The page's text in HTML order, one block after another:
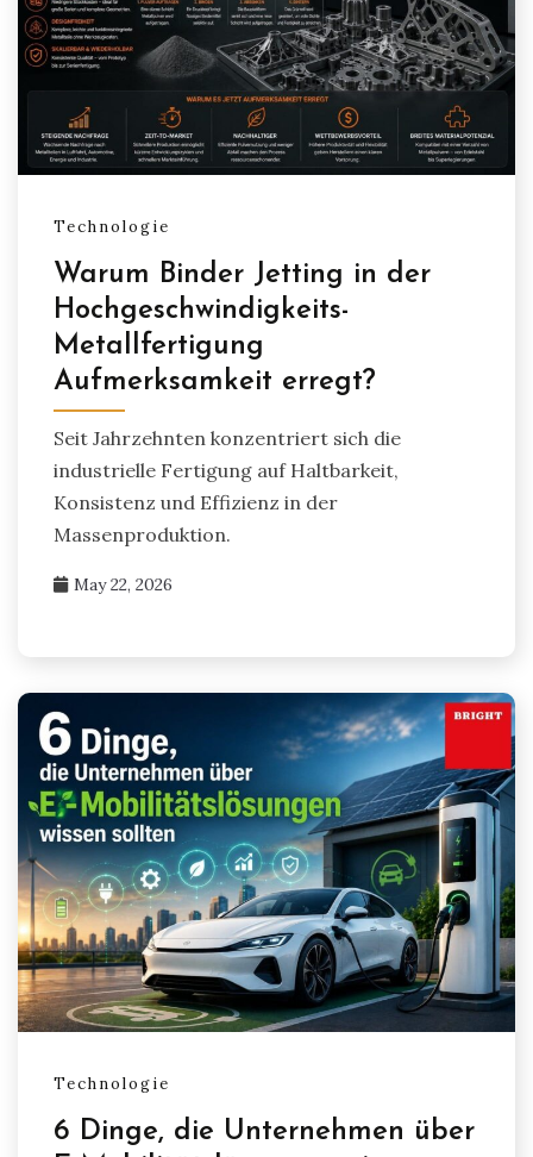
Technologie
Warum Binder Jetting in der
Hochgeschwindigkeits-
Metallfertigung
Aufmerksamkeit erregt?
Seit Jahrzehnten konzentriert sich die
industrielle Fertigung auf Haltbarkeit,
Konsistenz und Effizienz in der
Massenproduktion.
May 22, 2026
Technologie
6 Dinge, die Unternehmen über